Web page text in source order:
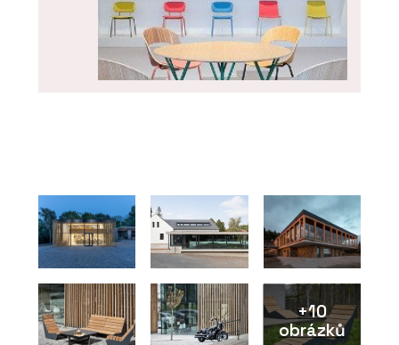
LD Seating
+10
obrázků